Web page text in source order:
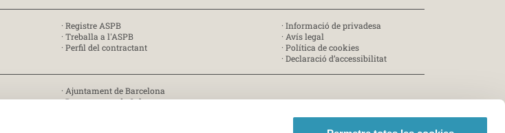
· Registre ASPB
· Treballa a l'ASPB
· Perfil del contractant
· Informació de privadesa
· Avís legal
· Política de cookies
· Declaració d’accessibilitat
· Ajuntament de Barcelona
·Departament de Salut